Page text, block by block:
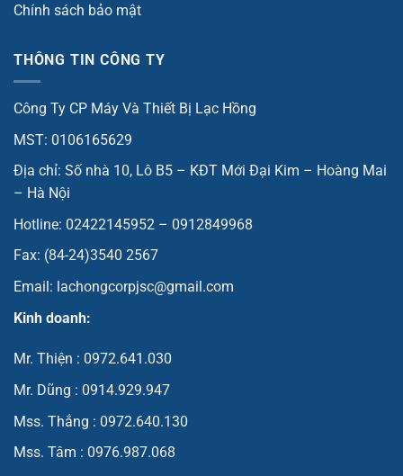
Chính sách bảo mật
THÔNG TIN CÔNG TY
Công Ty CP Máy Và Thiết Bị Lạc Hồng
MST: 0106165629
Địa chỉ: Số nhà 10, Lô B5 – KĐT Mới Đại Kim – Hoàng Mai
– Hà Nội
Hotline: 02422145952 – 0912849968
Fax: (84-24)3540 2567
Email: lachongcorpjsc@gmail.com
Kinh doanh:
Mr. Thiện : 0972.641.030
Mr. Dũng : 0914.929.947
Mss. Thắng : 0972.640.130
Mss. Tâm : 0976.987.068